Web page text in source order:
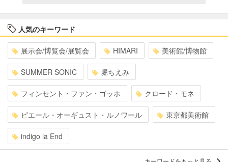
人気のキーワード
展示会/博覧会/展覧会 HIMARI 美術館/博物館
SUMMER SONIC 堀ちえみ
フィンセント・ファン・ゴッホ クロード・モネ
ピエール・オーギュスト・ルノワール 東京都美術館
indigo la End